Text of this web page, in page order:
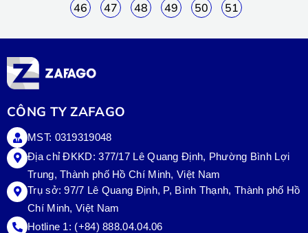
46
47 48 49 50 51
CÔNG TY ZAFAGO
MST: 0319319048
Địa chỉ ĐKKD: 377/17 Lê Quang Định, Phường Bình Lợi
Trung, Thành phố Hồ Chí Minh, Việt Nam
Trụ sở:97/7 Lê Quang Định, P, Bình Thạnh, Thành phố Hồ
Chí Minh, Việt Nam
Hotline 1: (+84) 888.04.04.06